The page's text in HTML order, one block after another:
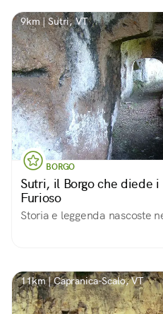
9km | Sutri, VT
BORGO
Sutri, il Borgo che diede
Furioso
Storia e leggenda nascoste
11km | Capranica-Scalo, VT